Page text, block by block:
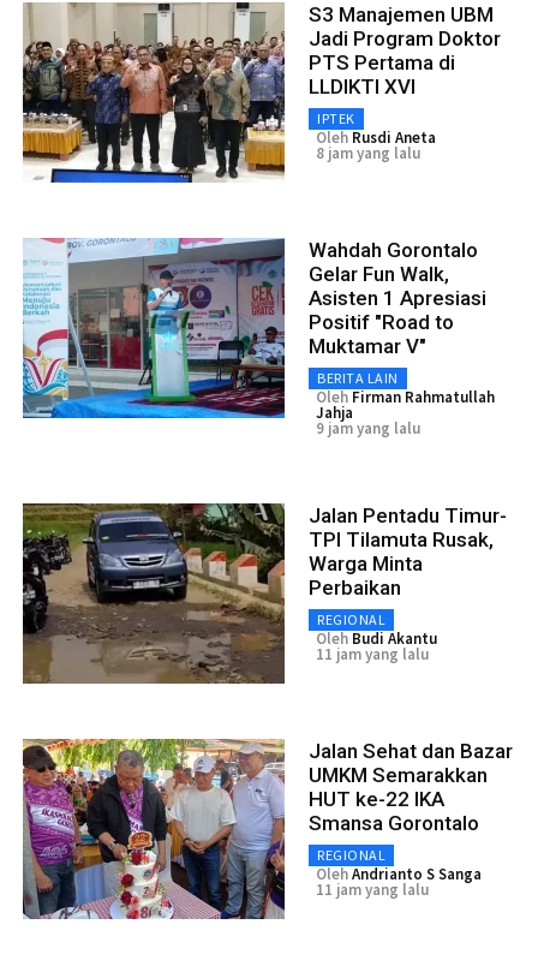
S3 Manajemen UBM
Jadi Program Doktor
PTS Pertama di
LLDIKTI XVI
IPTEK
Oleh Rusdi Aneta
8 jam yang lalu
Wahdah Gorontalo
Gelar Fun Walk,
Asisten 1 Apresiasi
Positif "Road to
Muktamar V"
BERITA LAIN
Oleh Firman Rahmatullah
Jahja
9 jam yang lalu
Jalan Pentadu Timur-
TPI Tilamuta Rusak,
Warga Minta
Perbaikan
REGIONAL
Oleh Budi Akantu
11 jam yang lalu
Jalan Sehat dan Bazar
UMKM Semarakkan
HUT ke-22 IKA
Smansa Gorontalo
REGIONAL
OlehAndrianto S Sanga
11 jam yang lalu